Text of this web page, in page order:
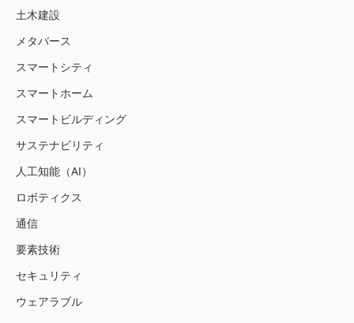
土木建設
メタバース
スマートシティ
スマートホーム
スマートビルディング
サステナビリティ
人工知能（AI）
ロボティクス
通信
要素技術
セキュリティ
ウェアラブル